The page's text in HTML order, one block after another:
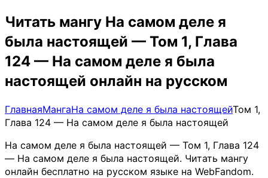
Читать мангу На самом деле я
была настоящей — Том 1, Глава
124 — На самом деле я была
настоящей онлайн на русском
ГлавнаяМангаНа самом деле я была настоящейТом 1,
Глава 124 — На самом деле я была настоящей
На самом деле я была настоящей — Том 1, Глава 124
— На самом деле я была настоящей. Читать мангу
онлайн бесплатно на русском языке на WebFandom.